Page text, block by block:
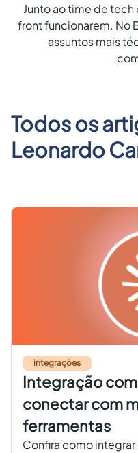
Junto ao time de tech
front funcionarem. No
assuntos mais
Todos os
Leonardo
integrações
Integração
conectar com
ferramentas
Confira como integrar